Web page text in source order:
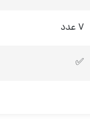
7 عدد
✅